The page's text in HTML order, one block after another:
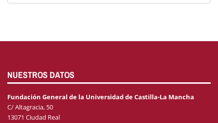
NUESTROS DATOS
Fundación General de la Universidad de Castilla-La Mancha
C/ Altagracia, 50
13071 Ciudad Real